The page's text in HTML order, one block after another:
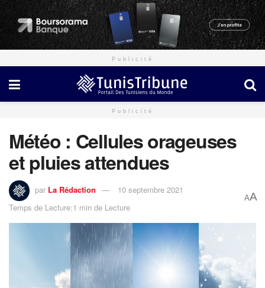
Publicité
Publicité
Météo : Cellules orageuses
et pluies attendues
par La Rédaction
10 septembre 2021
Temps de Lecture:1 min de Lecture
AA